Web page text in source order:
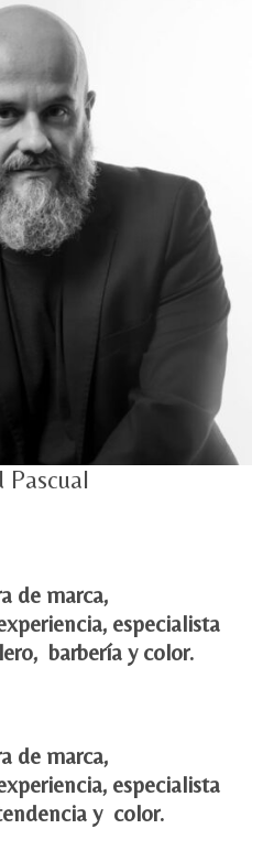
Pascual
de marca,
especialista
barbería y color.
de marca,
especialista
y color.